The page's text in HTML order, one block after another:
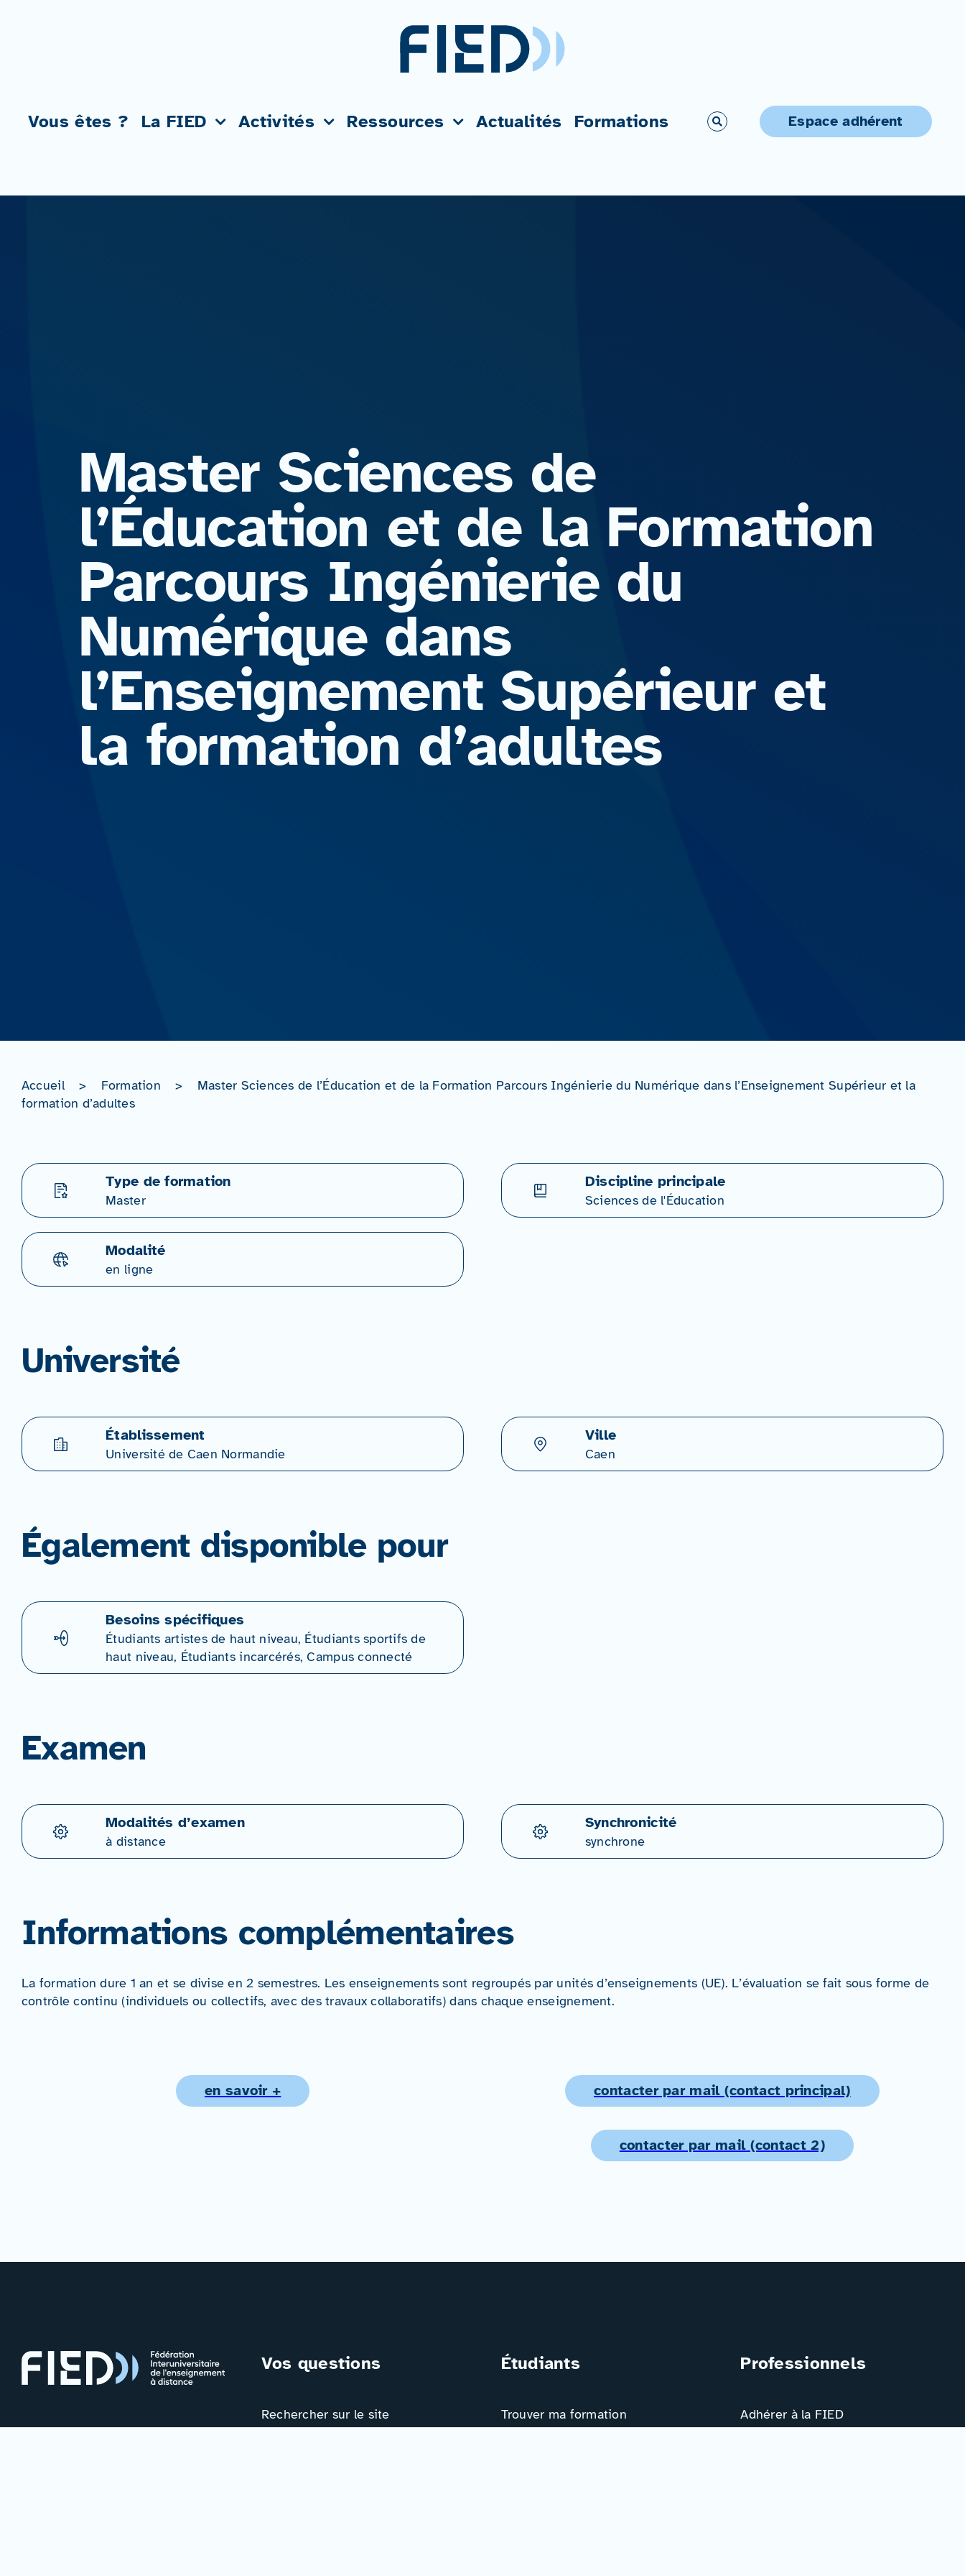
Vous êtes ? La FIED Activités Ressources Actualités Formations Espace adhérent
Master Sciences de
l’Éducation et de la Formation
Parcours Ingénierie du
Numérique dans
l’Enseignement Supérieur et
la formation d’adultes
Accueil > Formation >
Master Sciences de l’Éducation et de la Formation Parcours Ingénierie du Numérique dans l’Enseignement Supérieur et la
formation d’adultes
Type de formation
Master
Discipline principale
Sciences de l'Éducation
Modalité
en ligne
Université
Établissement
Université de Caen Normandie
Ville
Caen
Également disponible pour
Besoins spécifiques
Étudiants artistes de haut niveau, Étudiants sportifs de
haut niveau, Étudiants incarcérés, Campus connecté
Examen
Modalités d’examen
à distance
Synchronicité
synchrone
Informations complémentaires
La formation dure 1 an et se divise en 2 semestres. Les enseignements sont regroupés par unités d’enseignements (UE). L’évaluation se fait sous forme de
contrôle continu (individuels ou collectifs, avec des travaux collaboratifs) dans chaque enseignement.
en savoir + contacter par mail (contact principal)
contacter par mail (contact 2)
Vos questions
Rechercher sur le site
Étudiants
Trouver ma formation
Professionnels
Adhérer à la FIED